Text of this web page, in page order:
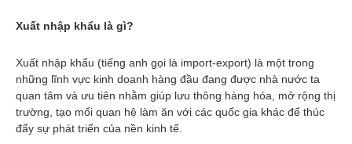
Xuất nhập khẩu là gì?
Xuất nhập khẩu (tiếng anh gọi là import-export) là một trong
những lĩnh vực kinh doanh hàng đầu đang được nhà nước ta
quan tâm và ưu tiên nhằm giúp lưu thông hàng hóa, mở rộng thị
trường, tạo mối quan hệ làm ăn với các quốc gia khác để thúc
đẩy sự phát triển của nền kinh tế.